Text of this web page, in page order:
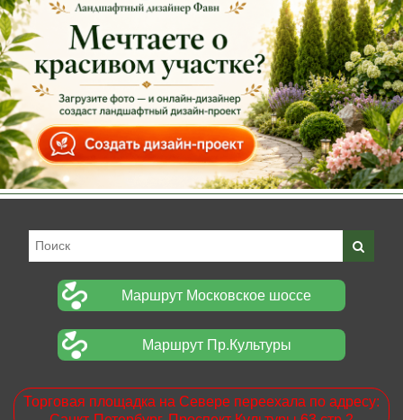
Маршрут Московское шоссе
Маршрут Пр.Культуры
Торговая площадка на Севере переехала по адресу: